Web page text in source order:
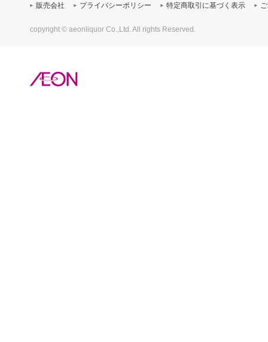
販売会社 プライバシーポリシー 特定商取引に基づく表示
copyright © aeonliquor Co.,Ltd. All rights Reserved.